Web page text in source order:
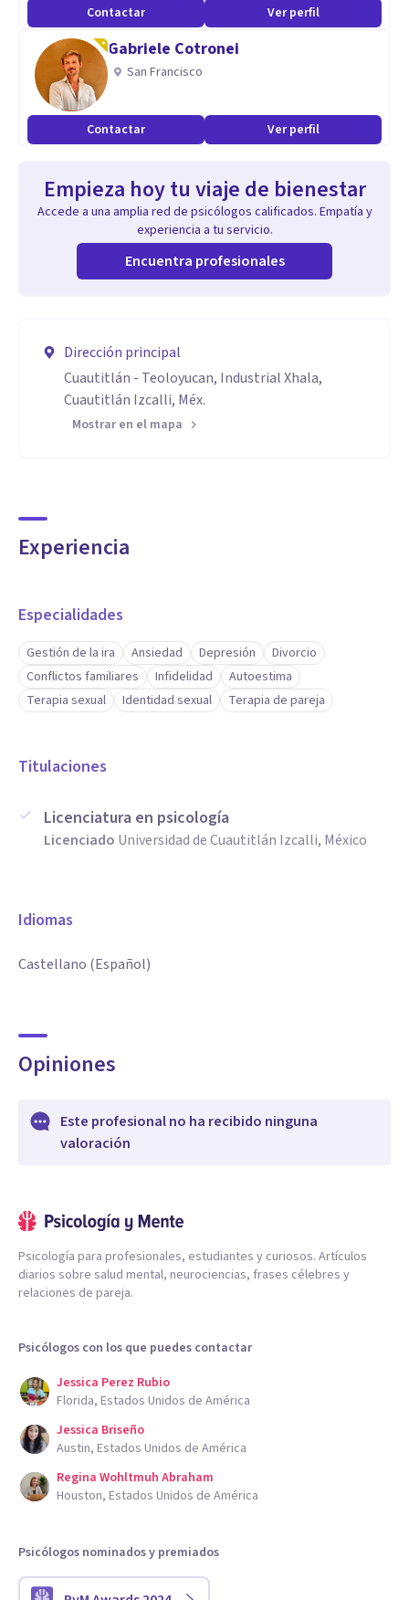
Contactar Ver perfil
Gabriele Cotronei
San Francisco
Contactar Ver perfil
Empieza hoy tu viaje de bienestar
Accede a una amplia red de psicólogos calificados. Empatía y
experiencia a tu servicio.
Encuentra profesionales
Dirección principal
Cuautitlán - Teoloyucan, Industrial Xhala,
Cuautitlán Izcalli, Méx.
Mostrar en el mapa
Experiencia
Especialidades
Gestión de la ira Ansiedad Depresión
Divorcio
Conflictos familiares
Infidelidad
Autoestima
Terapia sexual
Identidad sexual Terapia de pareja
Titulaciones
Licenciatura en psicología
Licenciado Universidad de Cuautitlán Izcalli, México
Idiomas
Castellano (Español)
Opiniones
Este profesional no ha recibido ninguna
valoración
Psicología para profesionales, estudiantes y curiosos. Artículos
diarios sobre salud mental, neurociencias, frases célebres y
relaciones de pareja.
Psicólogos con los que puedes contactar
Jessica Perez Rubio
Florida, Estados Unidos de América
Jessica Briseño
Austin, Estados Unidos de América
Regina Wohltmuh Abraham
Houston, Estados Unidos de América
Psicólogos nominados y premiados